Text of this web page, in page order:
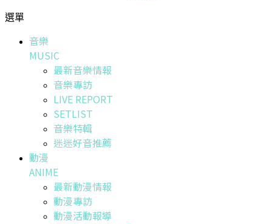
選單
音樂
MUSIC
最新音樂情報
音樂專訪
LIVE REPORT
SETLIST
音樂特輯
迷迷好音推薦
動漫
ANIME
最新動漫情報
動漫專訪
動漫活動報導